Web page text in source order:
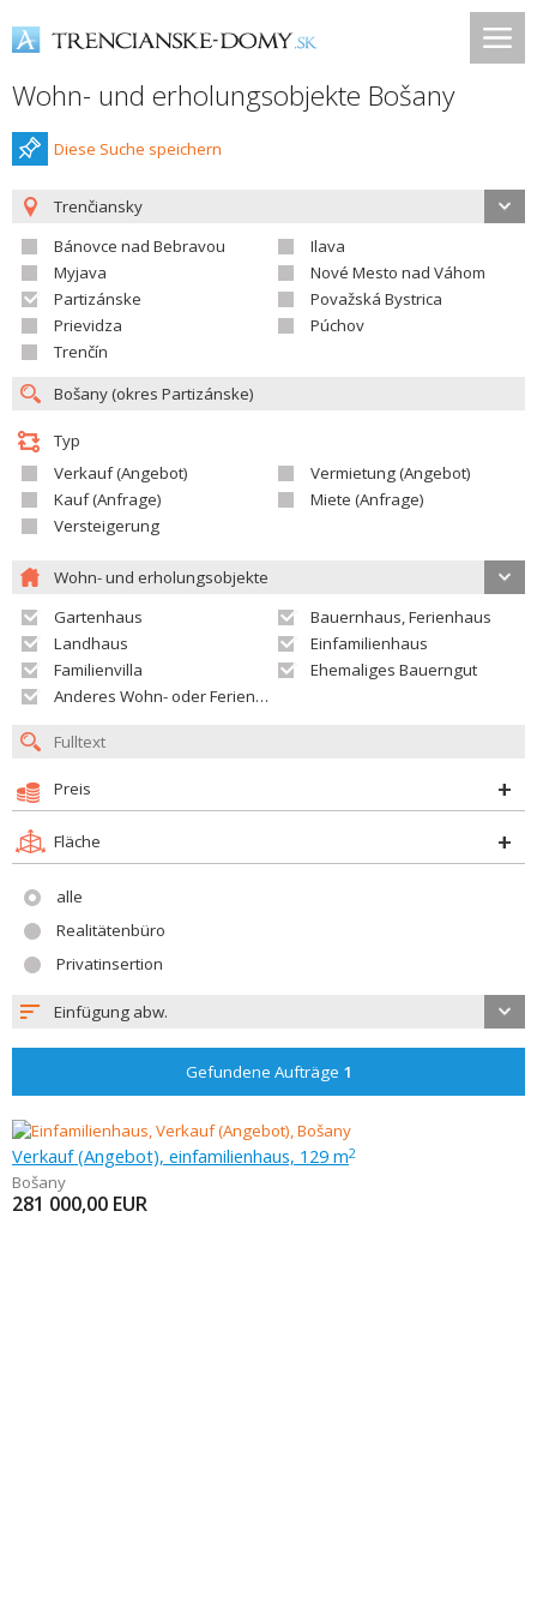
Wohn- und erholungsobjekte Bošany
Diese Suche speichern
Trenčiansky
Bánovce nad Bebravou
Ilava
Myjava
Nové Mesto nad Váhom
Partizánske
Považská Bystrica
Prievidza
Púchov
Trenčín
Typ
Verkauf (Angebot)
Vermietung (Angebot)
Kauf (Anfrage)
Miete (Anfrage)
Versteigerung
Wohn- und erholungsobjekte
Gartenhaus
Bauernhaus, Ferienhaus
Landhaus
Einfamilienhaus
Familienvilla
Ehemaliges Bauerngut
Anderes Wohn- oder Ferienobjekt
Preis
Fläche
alle
Realitätenbüro
Privatinsertion
Einfügung abw.
Gefundene Aufträge 1
Verkauf (Angebot), einfamilienhaus, 129 m2
Bošany
281 000,00 EUR